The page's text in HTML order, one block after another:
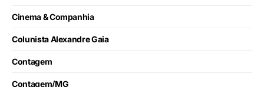
Cinema & Companhia
Colunista Alexandre Gaia
Contagem
Contagem/MG